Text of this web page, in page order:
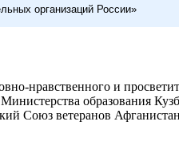
организаций России»
и
образования
Союз ветеранов